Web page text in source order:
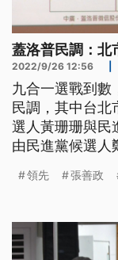
蓋洛普民調：北
2022/9/26 12:56
九合一選戰到數
民調，其中台北
選人黃珊珊與民
由民進黨候選人
力，另外北三
領先 張善政